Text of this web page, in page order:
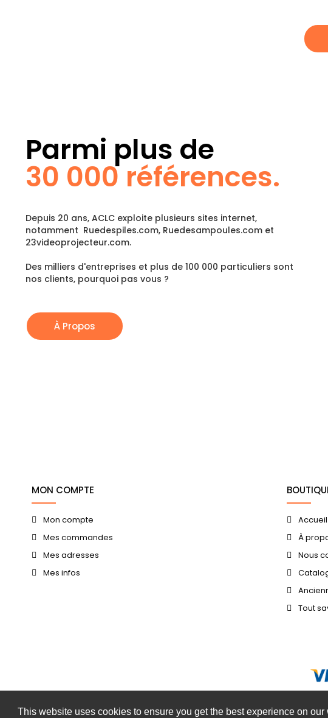
This website uses cookies to ensure you get the best experience on our
Parmi plus de
30 000 références.
Depuis 20 ans, ACLC exploite plusieurs sites internet,
notamment Ruedespiles.com, Ruedesampoules.com et
23videoprojecteur.com.
Des milliers d'entreprises et plus de 100 000 particuliers sont
nos clients, pourquoi pas vous ?
À Propos
MON COMPTE
Mon compte
Mes commandes
Mes adresses
Mes infos
Accueil
À
Nous
Tout